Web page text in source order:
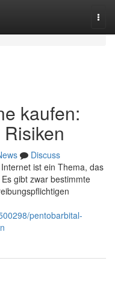
kaufen:
Discuss
ist ein Thema, das
gibt zwar bestimmte
pentobarbital-